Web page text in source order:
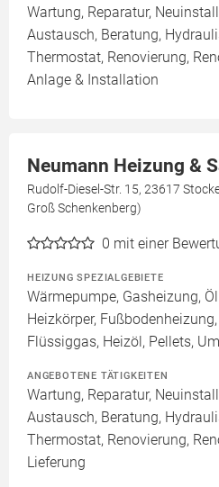
Wartung, Reparatur,
Austausch, Beratung,
Thermostat, Renovierung,
Anlage & Installation
Neumann Heizung &
Rudolf-Diesel-Str. 15, 23617
Groß Schenkenberg)
0 mit einer
HEIZUNG SPEZIALGEBIETE
Wärmepumpe, Gasheizung,
Heizkörper,
Flüssiggas, Heizöl, Pellets,
ANGEBOTENE TÄTIGKEITEN
Wartung, Reparatur,
Austausch, Beratung,
Thermostat, Renovierung,
Lieferung